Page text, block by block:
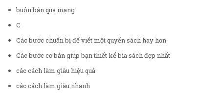
buôn bán qua mạng
C
Các bước chuẩn bị để viết một quyển sách hay hơn
Các bước cơ bản giúp bạn thiết kế bìa sách đẹp nhất
các cách làm giàu hiệu quả
các cách làm giàu nhanh